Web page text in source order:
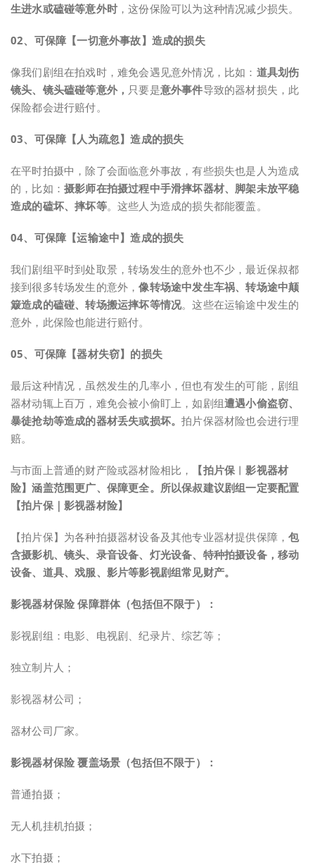
生进水或磕碰等意外时 ，这份保险可以为这种情况减少损失。
02、 可保障【一切意外事故】造成的损失
像我们剧组在拍戏时，难免会遇见意外情况，比如： 道具划伤
镜头、镜头磕碰等意外， 只要是意外事件导致的器材损失，此
保险都会进行赔付。
03、 可保障【人为疏忽】造成的损失
在平时拍摄中，除了会面临意外事故，有些损失也是人为造成
的，比如： 摄影师在拍摄过程中手滑摔坏器材、脚架未放平稳
造成的磕坏、摔坏等。这些人为造成的损失都能覆盖。
04、 可保障【运输途中】造成的损失
我们剧组平时到处取景，转场发生的意外也不少，最近保叔都
接到很多转场发生的意外，像转场途中发生车祸、转场途中颠
簸造成的磕碰、转场搬运摔坏等情况。这些在运输途中发生的
意外，此保险也能进行赔付。
05、 可保障【器材失窃】的损失
最后这种情况，虽然发生的几率小，但也有发生的可能，剧组
器材动辄上百万，难免会被小偷盯上，如剧组遭遇小偷盗窃、
暴徒抢劫等造成的器材丢失或损坏。拍片保器材险也会进行理
赔。
与市面上普通的财产险或器材险相比，
【拍片保︱影视器材
险】涵盖范围更广、保障更全。 所以保叔建议剧组一定要配置
【拍片保｜影视器材险】
【拍片保】为各种拍摄器材设备及其他专业器材提供保障，包
含摄影机、镜头、录音设备、灯光设备、特种拍摄设备，移动
设备、道具、戏服、影片等影视剧组常见财产。
影视器材保险 保障群体（包括但不限于）：
影视剧组：电影、电视剧、纪录片、综艺等；
独立制片人；
影视器材公司；
器材公司厂家。
影视器材保险 覆盖场景（包括但不限于）：
普通拍摄；
无人机挂机拍摄；
水下拍摄；